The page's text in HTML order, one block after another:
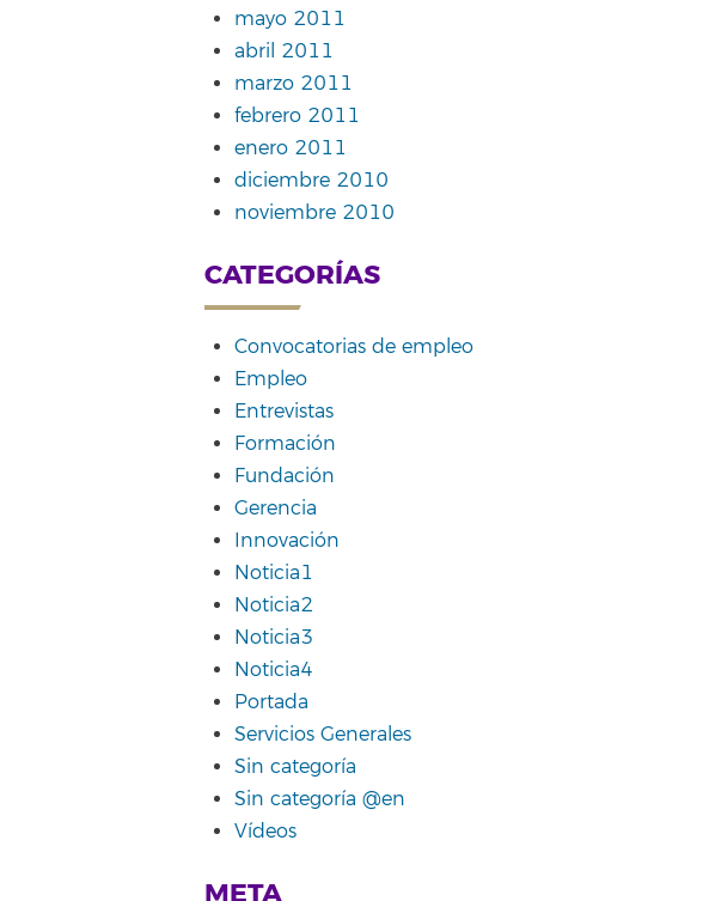
mayo 2011
abril 2011
marzo 2011
febrero 2011
enero 2011
diciembre 2010
noviembre 2010
CATEGORÍAS
Convocatorias de empleo
Empleo
Entrevistas
Formación
Fundación
Gerencia
Innovación
Noticia1
Noticia2
Noticia3
Noticia4
Portada
Servicios Generales
Sin categoría
Sin categoría @en
Vídeos
META